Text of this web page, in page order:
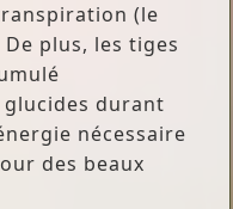
(le
plus, les tiges
durant
nécessaire
des beaux